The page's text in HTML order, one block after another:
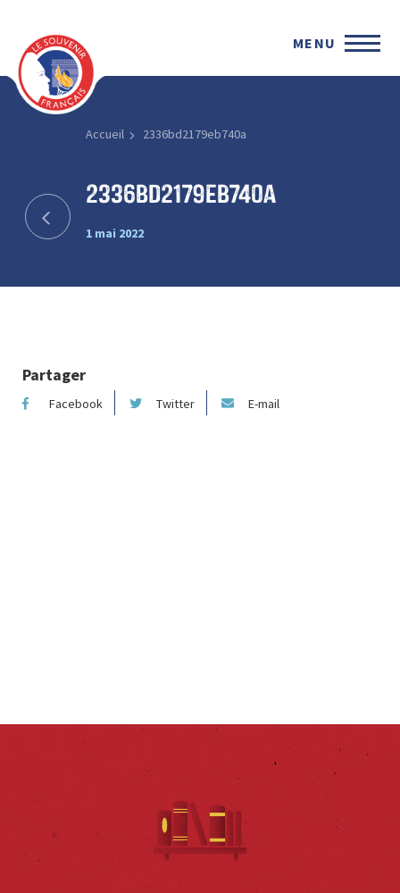
MENU
Accueil 2336bd2179eb740a
2336bd2179eb740a
1 mai 2022
Partager
Facebook Twitter E-mail